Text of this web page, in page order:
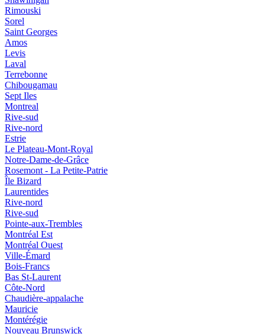
Rimouski
Sorel
Saint Georges
Amos
Levis
Laval
Terrebonne
Chibougamau
Sept Iles
Montreal
Rive-sud
Rive-nord
Estrie
Le Plateau-Mont-Royal
Notre-Dame-de-Grâce
Rosemont - La Petite-Patrie
Île Bizard
Laurentides
Rive-nord
Rive-sud
Pointe-aux-Trembles
Montréal Est
Montréal Ouest
Ville-Émard
Bois-Francs
Bas St-Laurent
Côte-Nord
Chaudière-appalache
Mauricie
Montérégie
Nouveau Brunswick